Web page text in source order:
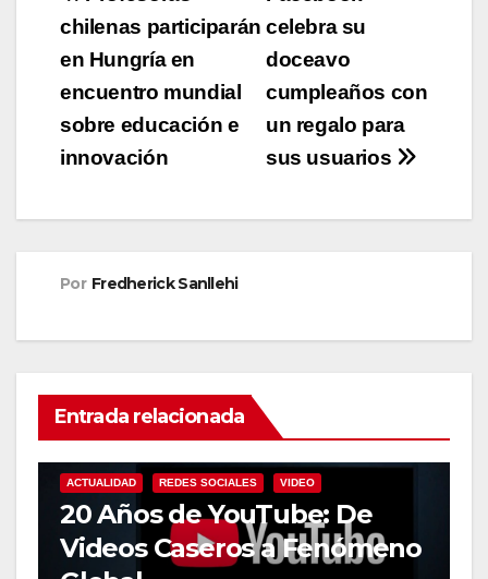
de
entradas
celebra su
doceavo
cumpleaños con
un regalo para
sus usuarios
chilenas participarán
en Hungría en
encuentro mundial
sobre educación e
innovación
Por Fredherick Sanllehi
Entrada relacionada
ACTUALIDAD REDES SOCIALES VIDEO
20 Años de YouTube: De
Videos Caseros a Fenómeno